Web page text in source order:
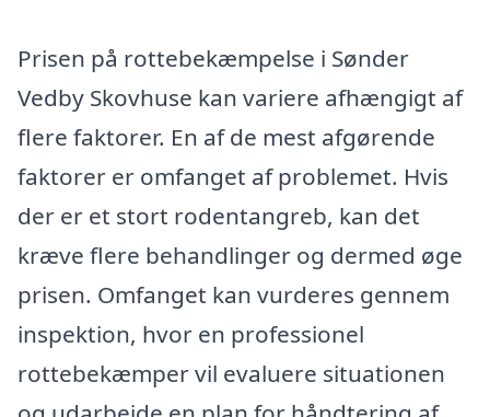
Prisen på rottebekæmpelse i Sønder
Vedby Skovhuse kan variere afhængigt af
flere faktorer. En af de mest afgørende
faktorer er omfanget af problemet. Hvis
der er et stort rodentangreb, kan det
kræve flere behandlinger og dermed øge
prisen. Omfanget kan vurderes gennem
inspektion, hvor en professionel
rottebekæmper vil evaluere situationen